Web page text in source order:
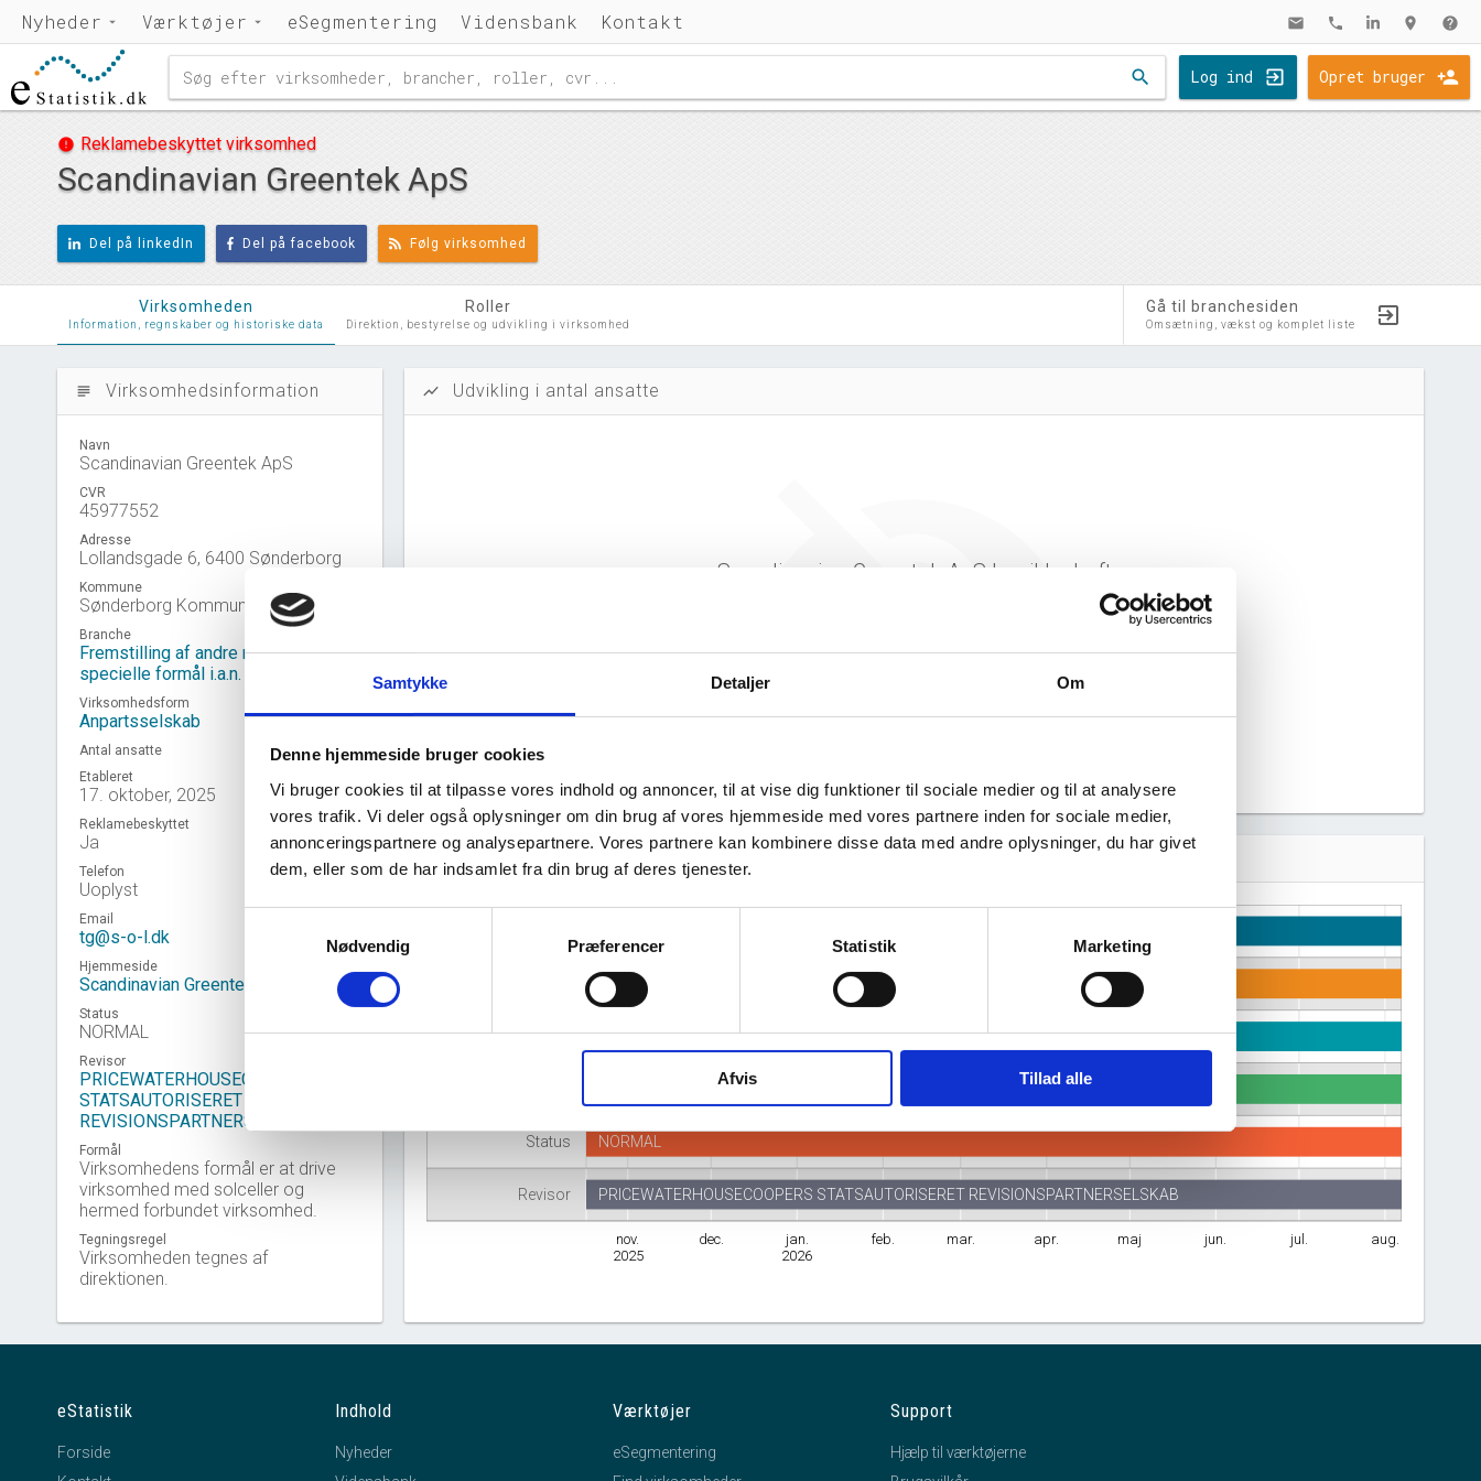
Samtykke Detaljer Om
Denne hjemmeside bruger cookies
Vi bruger cookies til at tilpasse vores indhold og annoncer, til at vise dig funktioner til sociale medier og til at analysere
vores trafik. Vi deler også oplysninger om din brug af vores hjemmeside med vores partnere inden for sociale medier,
annonceringspartnere og analysepartnere. Vores partnere kan kombinere disse data med andre oplysninger, du har givet
dem, eller som de har indsamlet fra din brug af deres tjenester.
Nødvendig
Præferencer Statistik Marketing
Afvis Tillad alle
Nyheder Værktøjer eSegmentering Vidensbank Kontakt mail phone location_on help
search Log ind Opret bruger
error Reklamebeskyttet virksomhed
Scandinavian Greentek ApS
Del på linkedIn Del på facebook Følg virksomhed
Virksomheden
Information, regnskaber og historiske data
Roller
Direktion, bestyrelse og udvikling i virksomhed
Gå til branchesiden
Omsætning, vækst og komplet liste
subject Virksomhedsinformation
Navn
Scandinavian Greentek ApS
CVR
45977552
Adresse
Lollandsgade 6, 6400 Sønderborg
Kommune
Sønderborg Kommune
Branche
Fremstilling af andre maskiner til
specielle formål i.a.n.
Virksomhedsform
Anpartsselskab
Antal ansatte
Etableret
17. oktober, 2025
Reklamebeskyttet
Ja
Telefon
Uoplyst
Email
tg@s-o-l.dk
Hjemmeside
Scandinavian Greentek ApS
Status
NORMAL
Revisor
PRICEWATERHOUSECOOPERS
STATSAUTORISERET
REVISIONSPARTNERSELSKAB
Formål
Virksomhedens formål er at drive
virksomhed med solceller og
hermed forbundet virksomhed.
Tegningsregel
Virksomheden tegnes af
direktionen.
show_chart Udvikling i antal ansatte
Scandinavian Greentek ApS har ikke haft
nogen beskæftigelse endnu. Vi kan derfor
Virksomhedshistorik
Branche
Status
Revisor
nov.
2025
dec.
jan.
2026
feb. mar. apr. maj jun. jul. aug.
Lollandsgade 6, 6400 Sønderborg
El… Fremstilling af andre maskiner til specielle formål i.a.n.
NORMAL
PRICEWATERHOUSECOOPERS STATSAUTORISERET REVISIONSPARTNERSELSKAB
eStatistik
Forside
Indhold
Nyheder
Værktøjer
eSegmentering
Support
Hjælp til værktøjerne